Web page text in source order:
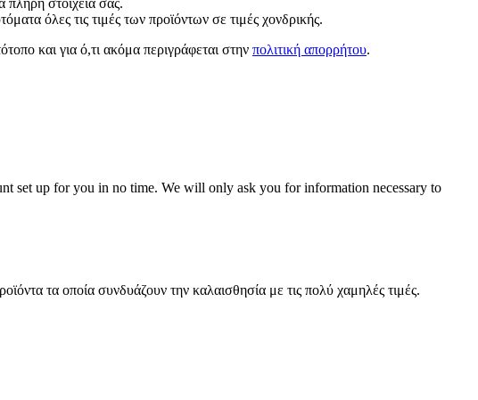
όλες τις τιμές των προϊόντων σε τιμές χονδρικής.
και για ό,τι ακόμα περιγράφεται στην πολιτική απορρήτου.
set up for you in no time. We will only ask you for information necessary to
τα οποία συνδυάζουν την καλαισθησία με τις πολύ χαμηλές τιμές.